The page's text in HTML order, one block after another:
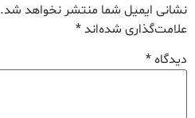
نشانی ایمیل شما منتشر نخواهد شد.
علامت‌گذاری شده‌اند*
دیدگاه*